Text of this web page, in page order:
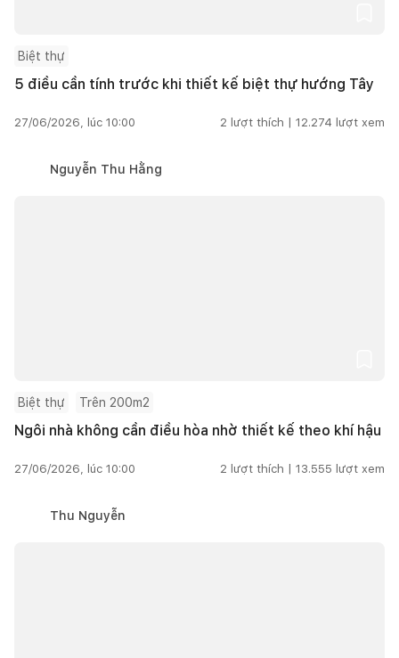
Biệt thự
5 điều cần tính trước khi thiết kế biệt thự hướng Tây
27/06/2026, lúc 10:00 2 lượt thích | 12.274 lượt xem
Nguyễn Thu Hằng
Biệt thự Trên 200m2
Ngôi nhà không cần điều hòa nhờ thiết kế theo khí hậu
27/06/2026, lúc 10:00 2 lượt thích | 13.555 lượt xem
Thu Nguyễn